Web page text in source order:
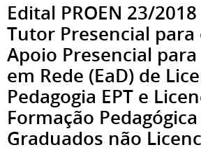
Edital PROEN 23/
Tutor Presencial para
Apoio Presencial
em Rede (EaD) de
Pedagogia EPT e
Formação
Graduados não